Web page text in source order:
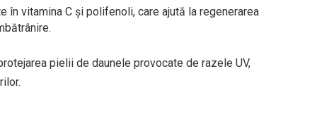
în vitamina C și polifenoli, care ajută la regenerarea
pielii de daunele provocate de razele UV,